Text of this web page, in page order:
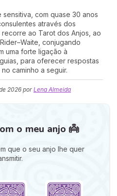
com quase 30 anos
através dos
recorre ao Tarot dos Anjos, ao
conjugando
uma forte ligação à
para oferecer respostas
caminho a seguir.
2026 por Lena Almeida
o meu anjo 👼
que o seu anjo lhe quer